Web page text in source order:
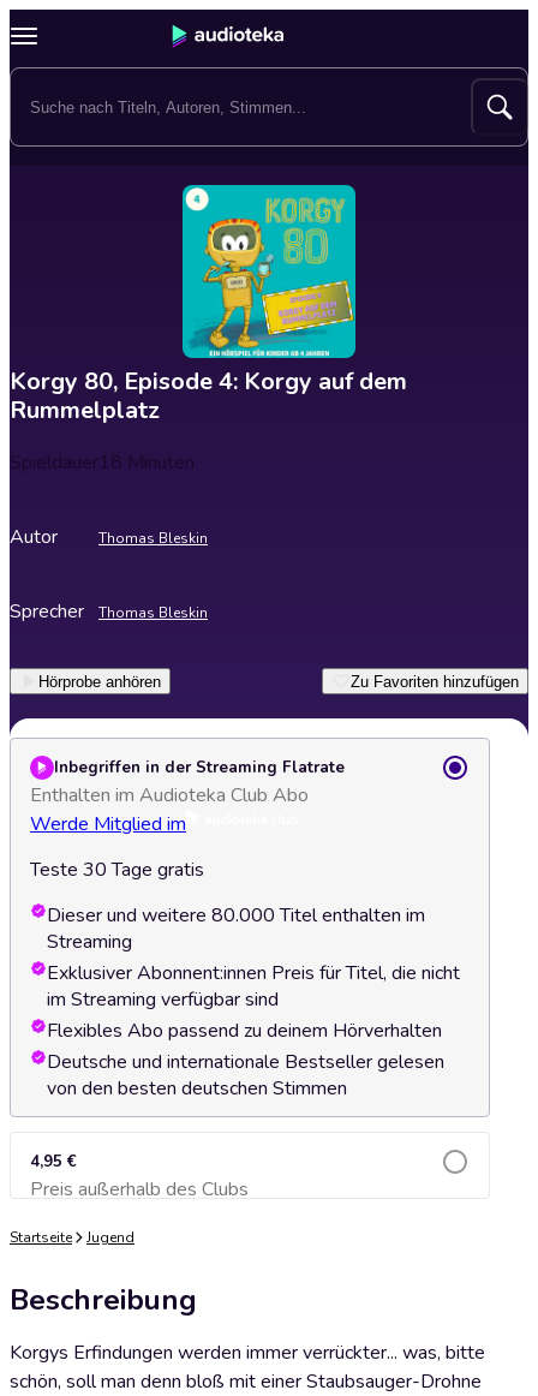
Korgy 80, Episode 4: Korgy auf dem
Rummelplatz
Spieldauer18 Minuten
Autor Thomas Bleskin
Sprecher Thomas Bleskin
Hörprobe anhören Zu Favoriten hinzufügen
Inbegriffen in der Streaming Flatrate
Enthalten im Audioteka Club Abo
Werde Mitglied im
Teste 30 Tage gratis
Dieser und weitere 80.000 Titel enthalten im
Streaming
Exklusiver Abonnent:innen Preis für Titel, die nicht
im Streaming verfügbar sind
Flexibles Abo passend zu deinem Hörverhalten
Deutsche und internationale Bestseller gelesen
von den besten deutschen Stimmen
4,95 €
Preis außerhalb des ClubsZum Warenkorb hinzufügen
Startseite Jugend
Beschreibung
Korgys Erfindungen werden immer verrückter... was, bitte
schön, soll man denn bloß mit einer Staubsauger-Drohne